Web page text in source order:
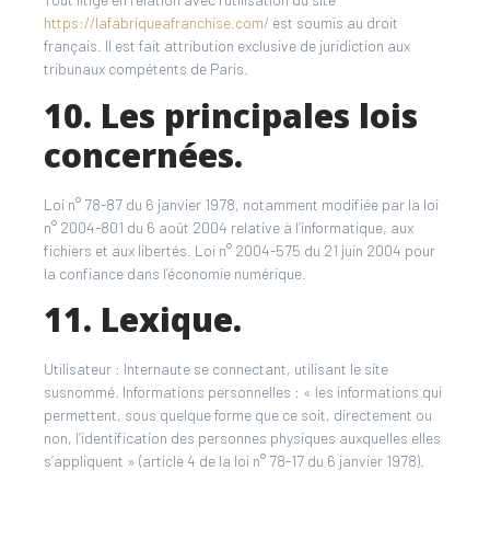
https://lafabriqueafranchise.com/ est soumis au droit
français. Il est fait attribution exclusive de juridiction aux
tribunaux compétents de Paris.
10. Les principales lois
concernées.
Loi n° 78-87 du 6 janvier 1978, notamment modifiée par la loi
n° 2004-801 du 6 août 2004 relative à l’informatique, aux
fichiers et aux libertés. Loi n° 2004-575 du 21 juin 2004 pour
la confiance dans l’économie numérique.
11. Lexique.
Utilisateur : Internaute se connectant, utilisant le site
susnommé. Informations personnelles : « les informations qui
permettent, sous quelque forme que ce soit, directement ou
non, l’identification des personnes physiques auxquelles elles
s’appliquent » (article 4 de la loi n° 78-17 du 6 janvier 1978).